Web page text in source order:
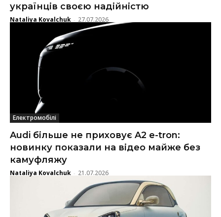
українців своєю надійністю
Nataliya Kovalchuk - 27.07.2026
Електромобілі
Audi більше не приховує A2 e-tron:
новинку показали на відео майже без
камуфляжу
Nataliya Kovalchuk - 21.07.2026